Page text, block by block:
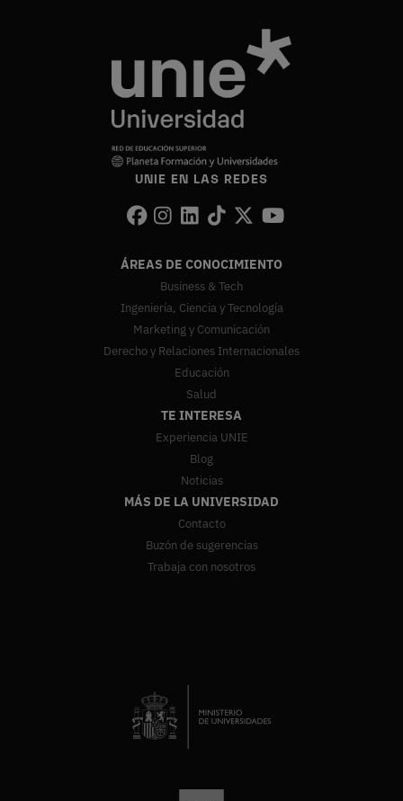
UNIE EN LAS REDES
ÁREAS DE CONOCIMIENTO
Business & Tech
Ingeniería, Ciencia y Tecnología
Marketing y Comunicación
Derecho y Relaciones Internacionales
Educación
Salud
TE INTERESA
Experiencia UNIE
Blog
Noticias
MÁS DE LA UNIVERSIDAD
Contacto
Buzón de sugerencias
Trabaja con nosotros